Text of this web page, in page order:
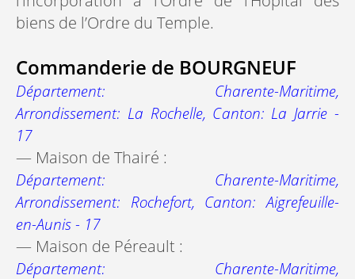
biens de l’Ordre du Temple.
Commanderie de BOURGNEUF
Département: Charente-Maritime,
Arrondissement: La Rochelle, Canton: La Jarrie -
17
— Maison de Thairé :
Département: Charente-Maritime,
Arrondissement: Rochefort, Canton: Aigrefeuille-
en-Aunis - 17
— Maison de Péreault :
Département: Charente-Maritime,